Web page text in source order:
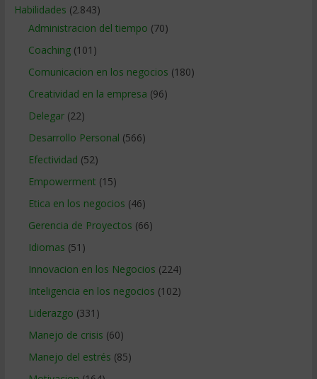
Habilidades (2.843)
Administracion del tiempo (70)
Coaching(101)
Comunicacion en los negocios (180)
Creatividad en la empresa (96)
Delegar(22)
Desarrollo Personal (566)
Efectividad (52)
Empowerment (15)
Etica en los negocios (46)
Gerencia de Proyectos (66)
Idiomas (51)
Innovacion en los Negocios (224)
Inteligencia en los negocios (102)
Liderazgo (331)
Manejo de crisis (60)
Manejo del estrés (85)